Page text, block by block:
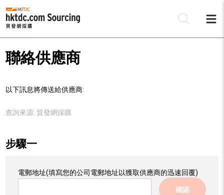
聯絡供應商
以下訊息將傳送給供應商:
查詢來源: 貿發網採購
步驟一
電郵地址(填寫您的公司電郵地址以獲取供應商的迅速回覆)
確認